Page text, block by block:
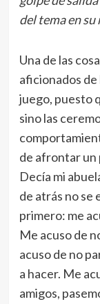
del tema en
Una de las
aficionados de
juego, puesto
sino las
de afrontar un
Decía mi
de atrás no se
primero: me
Me acuso de
acuso de no
a hacer. Me
amigos,